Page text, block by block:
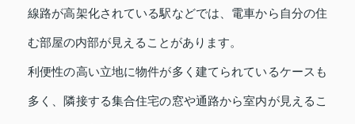
線路が高架化されている駅などでは、電車から自分の住
む部屋の内部が見えることがあります。
利便性の高い立地に物件が多く建てられているケースも
多く、隣接する集合住宅の窓や通路から室内が見えるこ